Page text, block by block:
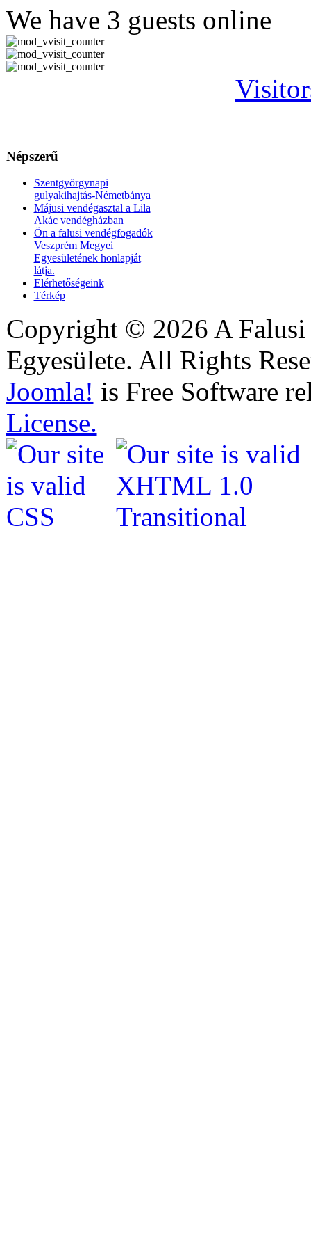
We have 3 guests online
Népszerű
Szentgyörgynapi
gulyakihajtás-Németbánya
Májusi vendégasztal a Lila
Akác vendégházban
Ön a falusi vendégfogadók
Veszprém Megyei
Egyesületének honlapját
látja.
Elérhetőségeink
Térkép
Copyright © 2026 A Falusi
Egyesülete. All Rights
Joomla! is Free Software
License.